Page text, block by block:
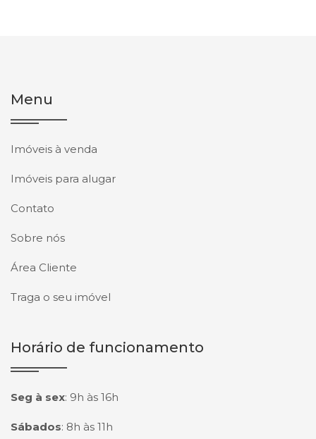
Menu
Imóveis à venda
Imóveis para alugar
Contato
Sobre nós
Área Cliente
Traga o seu imóvel
Horário de funcionamento
Seg à sex: 9h às 16h
Sábados: 8h às 11h